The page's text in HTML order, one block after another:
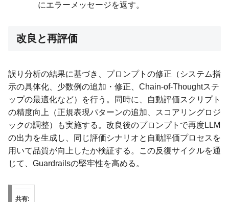
にエラーメッセージを返す。
改良と再評価
誤り分析の結果に基づき、プロンプトの修正（システム指
示の具体化、少数例の追加・修正、Chain-of-Thoughtステ
ップの最適化など）を行う。同時に、自動評価スクリプト
の精度向上（正規表現パターンの追加、スコアリングロジ
ックの調整）も実施する。改良後のプロンプトで再度LLM
の出力を生成し、同じ評価シナリオと自動評価プロセスを
用いて品質が向上したか検証する。この反復サイクルを通
じて、Guardrailsの堅牢性を高める。
共有: